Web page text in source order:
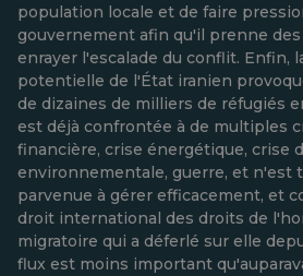
population locale et de faire
gouvernement afin qu'il prenne
enrayer l'escalade du conflit. Enfin,
potentielle de l'État iranien
de dizaines de milliers de réfugiés
est déjà confrontée à de multiples
financière, crise énergétique, crise
environnementale, guerre, et n'est
parvenue à gérer efficacement, et
droit international des droits de
migratoire qui a déferlé sur elle
flux est moins important